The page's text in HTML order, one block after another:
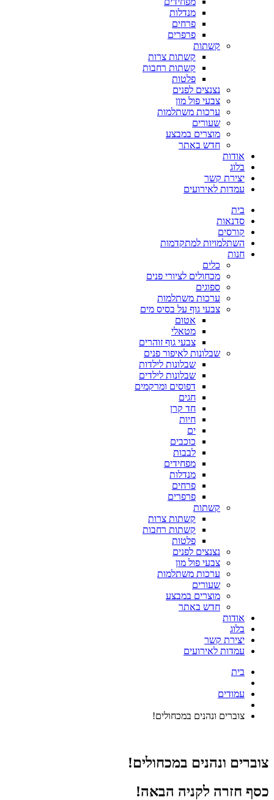
מנדלות
פרחים
פרפרים
קשתות
קשתות צרות
קשתות רחבות
פלטות
נצנצים לפנים
צבעי פול מון
ערכות משתלמות
שעורים
מוצרים במבצע
חדש באתר
אודות
בלוג
יצירת קשר
עמדות לאירועים
בית
סדנאות
קורסים
השתלמויות למתקדמות
חנות
כלים
מכחולים לציורי פנים
ספוגים
ערכות משתלמות
צבעי גוף על בסיס מים
אטום
מטאלי
צבעי גוף זוהרים
שבלונות לאיפור פנים
שבלונות לילדות
שבלונות לילדים
דפוסים ומרקמים
חגים
חד קרן
חיות
ים
כוכבים
לבבות
מפחידים
מנדלות
פרחים
פרפרים
קשתות
קשתות צרות
קשתות רחבות
פלטות
נצנצים לפנים
צבעי פול מון
ערכות משתלמות
שעורים
מוצרים במבצע
חדש באתר
אודות
בלוג
יצירת קשר
עמדות לאירועים
בית
עמודים
צוברים ונהנים במכחולים!
צוברים ונהנים במכחולים!
כסף חזרה לקניה הבאה!